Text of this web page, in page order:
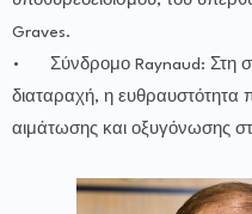
Graves.
•
Σύνδρομο Raynaud: Στη
διαταραχή, η ευθραυστότητα
αιμάτωσης και οξυγόνωσης